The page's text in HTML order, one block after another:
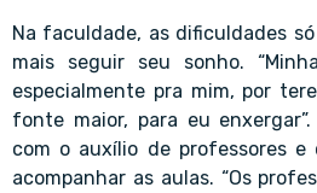
Na faculdade, as dificuldades
mais seguir seu sonho.
especialmente pra mim, por
fonte maior, para eu
com o auxílio de professores e
acompanhar as aulas. “Os